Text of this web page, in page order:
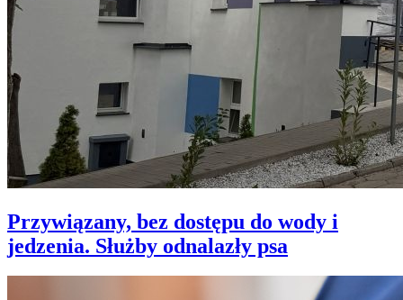
Przywiązany, bez dostępu do wody i
jedzenia. Służby odnalazły psa